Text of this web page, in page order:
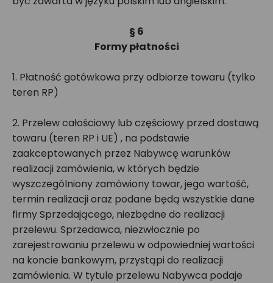
§ 6
Formy płatności
1. Płatność gotówkowa przy odbiorze towaru (tylko
teren RP)
2. Przelew całościowy lub częściowy przed dostawą
towaru (teren RP i UE) , na podstawie
zaakceptowanych przez Nabywcę warunków
realizacji zamówienia, w których będzie
wyszczególniony zamówiony towar, jego wartość,
termin realizacji oraz podane będą wszystkie dane
firmy Sprzedającego, niezbędne do realizacji
przelewu. Sprzedawca, niezwłocznie po
zarejestrowaniu przelewu w odpowiedniej wartości
na koncie bankowym, przystąpi do realizacji
zamówienia. W tytule przelewu Nabywca podaje